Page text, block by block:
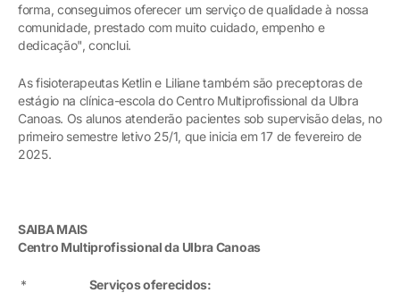
forma, conseguimos oferecer um serviço de qualidade à nossa
comunidade, prestado com muito cuidado, empenho e
dedicação", conclui.
As fisioterapeutas Ketlin e Liliane também são preceptoras de
estágio na clínica-escola do Centro Multiprofissional da Ulbra
Canoas. Os alunos atenderão pacientes sob supervisão delas, no
primeiro semestre letivo 25/1, que inicia em 17 de fevereiro de
2025.
SAIBA MAIS
Centro Multiprofissional da Ulbra Canoas
* Serviços oferecidos: